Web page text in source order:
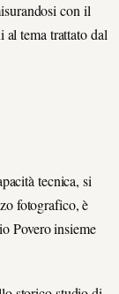
con il
tema trattato dal
tecnica, si
fotografico, è
Povero insieme